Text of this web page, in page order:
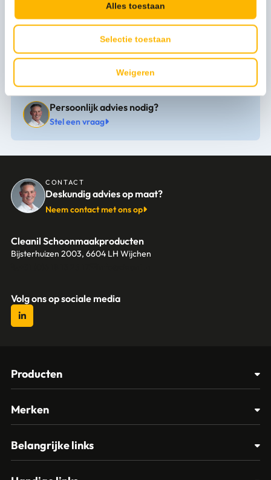
Alles toestaan
Selectie toestaan
Weigeren
566
Artikel lengte mm 497
Bekijk alle specificaties
Persoonlijk advies nodig?
Stel een vraag
CONTACT
Deskundig advies op maat?
Neem contact met ons op
Cleanil Schoonmaakproducten
Bijsterhuizen 2003, 6604 LH Wijchen
Volg ons op sociale media
Producten
Glasbewassing
Materialen
Papier – Dispensers - Toiletinrichting
Merken
Spectro
Belangrijke links